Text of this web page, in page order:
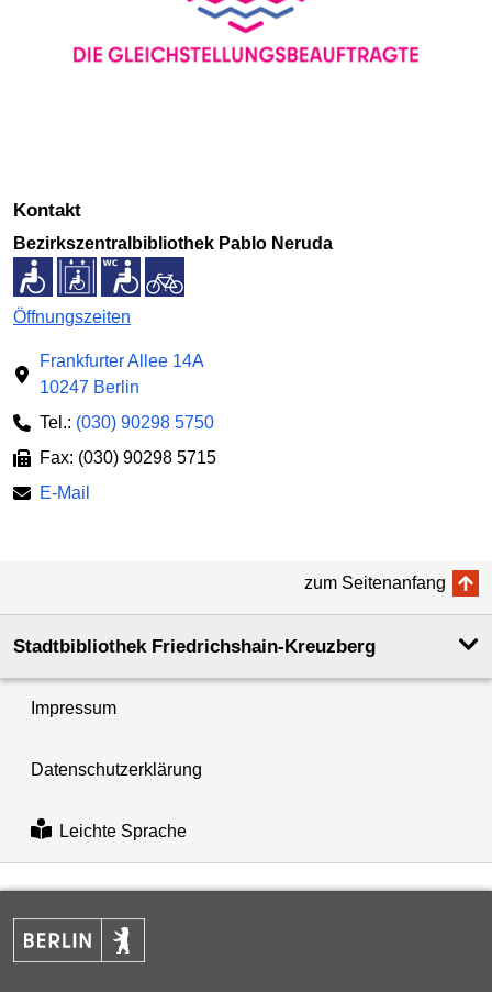
Kontakt
Bezirkszentralbibliothek Pablo Neruda
Öffnungszeiten
Frankfurter Allee 14A
10247 Berlin
Tel.: (030) 90298 5750
Fax: (030) 90298 5715
E-Mail
zum Seitenanfang
Stadtbibliothek Friedrichshain-Kreuzberg
Impressum
Datenschutzerklärung
Leichte Sprache